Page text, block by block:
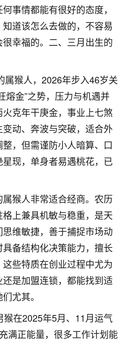
事情都能有很好的态度，
道该怎么去做的，不容易
幸福的。二、三月出生的
属猴人，2026年步入46岁关
熔金”之势，压力与机遇并
克年干庚金，事业上七煞
动、奔波与突破，适合外
，但需谨防小人暗算、口
现，单身者易遇桃花，已
猴人非常适合经商。农历
上兼具机敏与稳重，是天
维敏捷，善于捕捉市场动
备结构化决策能力，擅长
些特质在创业过程中尤为
是加盟连锁，都能找到适
尤其。
在2025年5月、11月运气
满正能量，很多工作计划能
母心啊！
16
是抱着侥幸心理，没想到老师看
信半疑的按照老师建议，做了化
，本来年前的人事调整，拖到年
，结果开年一上班，开会提拔升
务无所谓，主要是底薪加了
论如何，感恩感谢！🙏🏻
薪！！，请客吗？�
病病殃殃的，去检查又没什么大
服。中医西医看遍了，找不到问
有人推荐慧来老师，跟老师聊过
，也听老师建议，处理了一些因
身体比以前好多，主要是心情好
，现在深有体会了。
会变好，万般皆是命，半点